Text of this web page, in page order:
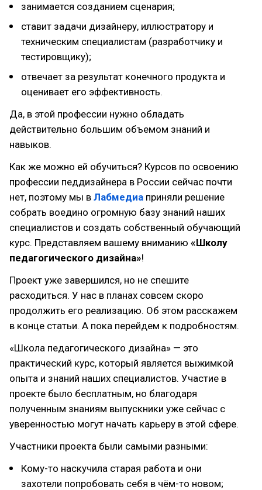
занимается созданием сценария;
ставит задачи дизайнеру, иллюстратору и
техническим специалистам (разработчику и
тестировщику);
отвечает за результат конечного продукта и
оценивает его эффективность.
Да, в этой профессии нужно обладать
действительно большим объемом знаний и
навыков.
Как же можно ей обучиться? Курсов по освоению
профессии педдизайнера в России сейчас почти
нет, поэтому мы в Лабмедиа приняли решение
собрать воедино огромную базу знаний наших
специалистов и создать собственный обучающий
курс. Представляем вашему вниманию «Школу
педагогического дизайна»!
Проект уже завершился, но не спешите
расходиться. У нас в планах совсем скоро
продолжить его реализацию. Об этом расскажем
в конце статьи. А пока перейдем к подробностям.
«Школа педагогического дизайна» — это
практический курс, который является выжимкой
опыта и знаний наших специалистов. Участие в
проекте было бесплатным, но благодаря
полученным знаниям выпускники уже сейчас с
уверенностью могут начать карьеру в этой сфере.
Участники проекта были самыми разными:
Кому-то наскучила старая работа и они
захотели попробовать себя в чём-то новом;